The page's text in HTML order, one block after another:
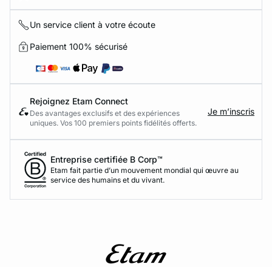
Un service client à votre écoute
Paiement 100% sécurisé
Rejoignez Etam Connect
Des avantages exclusifs et des expériences
uniques. Vos 100 premiers points fidélités offerts.
Je m’inscris
Entreprise certifiée B Corp™
Etam fait partie d’un mouvement mondial qui œuvre au
service des humains et du vivant.